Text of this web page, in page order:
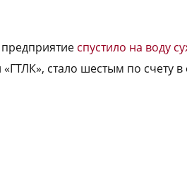
спустило на воду
стало шестым по счету в